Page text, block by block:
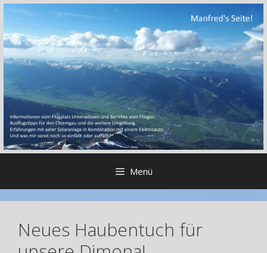
Zum
springen
Menü
Neues Haubentuch für